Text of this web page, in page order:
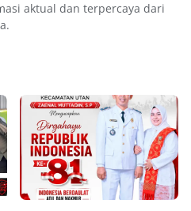
aktual dan terpercaya dari